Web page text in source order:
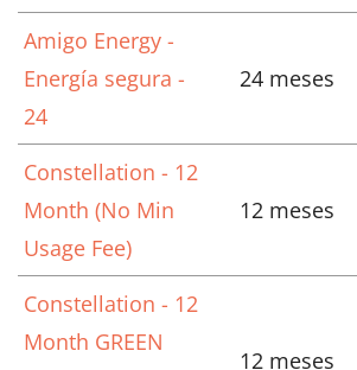
Amigo Energy -
Energía segura -
24
24 meses
Constellation - 12
Month (No Min
Usage Fee)
12 meses
Constellation - 12
Month GREEN
12 meses